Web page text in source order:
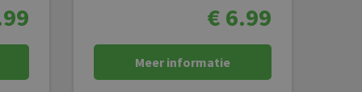
€ 6.99
Meer informatie